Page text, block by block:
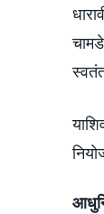
चामडे